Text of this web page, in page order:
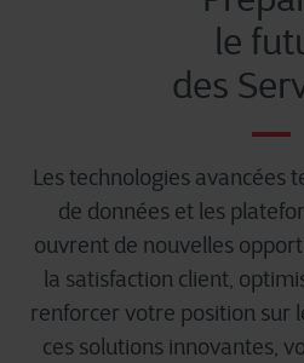
le
des
Les technologies avancées
de données et les
ouvrent de nouvelles
la satisfaction client,
renforcer votre position sur
ces solutions innovantes,